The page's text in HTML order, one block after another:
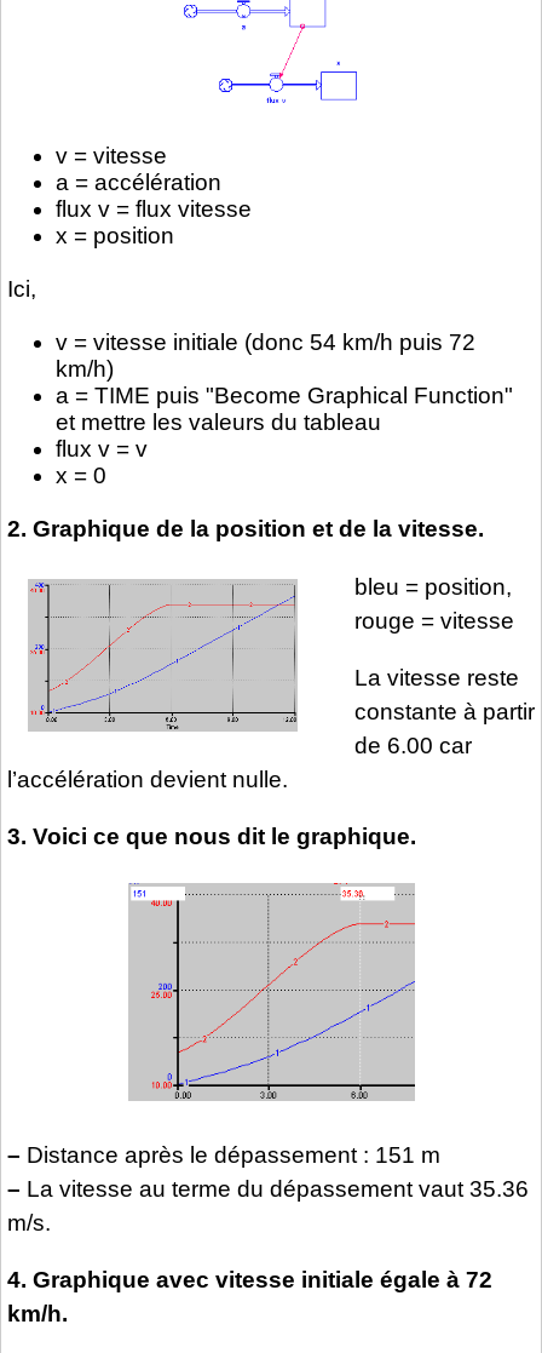
v = vitesse
a = accélération
flux v = flux vitesse
x = position
Ici,
v = vitesse initiale (donc 54 km/h puis 72
km/h)
a = TIME puis "Become Graphical Function"
et mettre les valeurs du tableau
flux v = v
x = 0
2. Graphique de la position et de la vitesse.
bleu = position,
rouge = vitesse
La vitesse reste
constante à partir
de 6.00 car
l’accélération devient nulle.
3. Voici ce que nous dit le graphique.
– Distance après le dépassement : 151 m
– La vitesse au terme du dépassement vaut 35.36
m/s.
4. Graphique avec vitesse initiale égale à 72
km/h.